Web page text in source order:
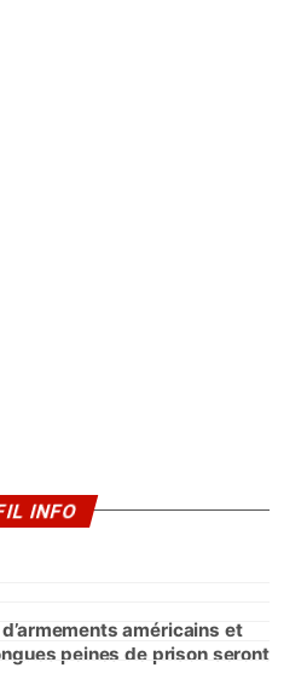
INFO
américains et
peines de prison seront